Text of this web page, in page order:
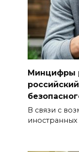
ПВО
08 августа
Более
пяти
07 августа
Минцифры
В связи с
иностранных